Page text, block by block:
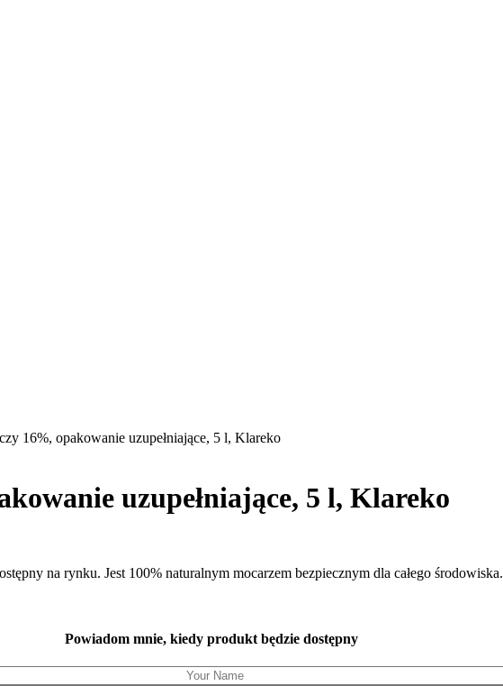
16%, opakowanie uzupełniające, 5 l, Klareko
uzupełniające, 5 l, Klareko
na rynku. Jest 100% naturalnym mocarzem bezpiecznym dla całego środowiska.
Powiadom mnie, kiedy produkt będzie dostępny